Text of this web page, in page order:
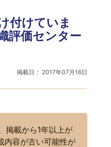
付けていま
評価センター
掲載日： 2017年07月16日
掲載から1年以上が
内容が古い可能性が